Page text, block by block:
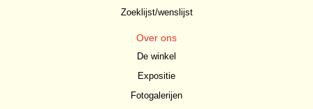
Zoeklijst/wenslijst
Over ons
De winkel
Expositie
Fotogalerijen